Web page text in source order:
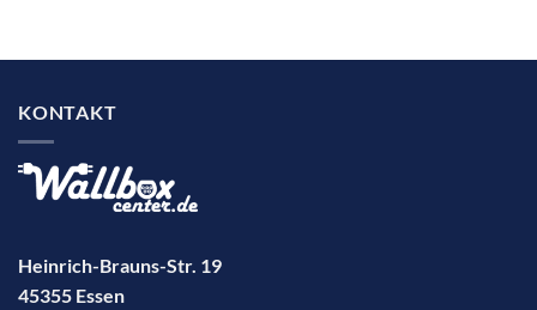
KONTAKT
Heinrich-Brauns-Str. 19
45355 Essen